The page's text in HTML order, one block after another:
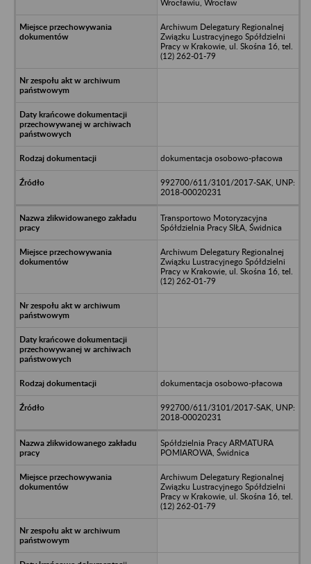
Wrocławiu, Wrocław
Archiwum Delegatury Regionalnej
Związku Lustracyjnego Spółdzielni
Pracy w Krakowie, ul. Skośna 16, tel.
(12) 262-01-79
dokumentacja osobowo-płacowa
992700/611/3101/2017-SAK, UNP:
2018-00020231
Transportowo Motoryzacyjna
Spółdzielnia Pracy SIŁA, Świdnica
Archiwum Delegatury Regionalnej
Związku Lustracyjnego Spółdzielni
Pracy w Krakowie, ul. Skośna 16, tel.
(12) 262-01-79
dokumentacja osobowo-płacowa
992700/611/3101/2017-SAK, UNP:
2018-00020231
Spółdzielnia Pracy ARMATURA
POMIAROWA, Świdnica
Archiwum Delegatury Regionalnej
Związku Lustracyjnego Spółdzielni
Pracy w Krakowie, ul. Skośna 16, tel.
(12) 262-01-79